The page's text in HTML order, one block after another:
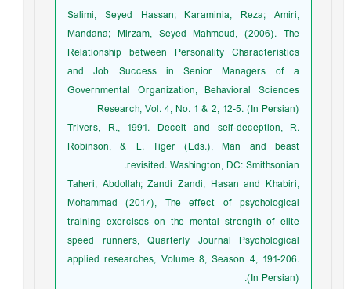
Salimi, Seyed Hassan; Karaminia, Reza; Amiri,
Mandana; Mirzam, Seyed Mahmoud, (2006). The
Relationship between Personality Characteristics
and Job Success in Senior Managers of a
Governmental Organization, Behavioral Sciences
Research, Vol. 4, No. 1 & 2, 12-5. (In Persian)
Trivers, R., 1991. Deceit and self-deception, R.
Robinson, & L. Tiger (Eds.), Man and beast
revisited. Washington, DC: Smithsonian.
Taheri, Abdollah; Zandi Zandi, Hasan and Khabiri,
Mohammad (2017), The effect of psychological
training exercises on the mental strength of elite
speed runners, Quarterly Journal Psychological
applied researches, Volume 8, Season 4, 191-206.
(In Persian).